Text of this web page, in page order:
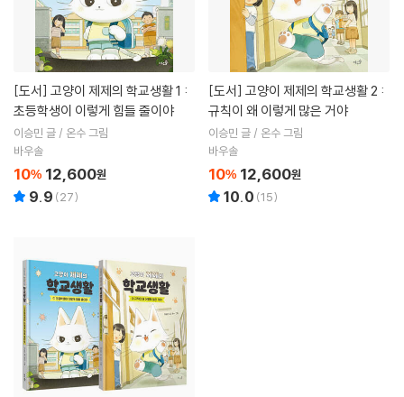
[도서]
초등학생이 이렇게 힘들 줄이야
이승민 글 / 온수 그림
바우솔
10% 12,600원
9.9 (27)
[도서]
규칙이 왜 이렇게 많은 거야
이승민 글 / 온수 그림
바우솔
10% 12,600원
10.0 (15)